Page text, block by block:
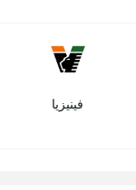
فينيزيا